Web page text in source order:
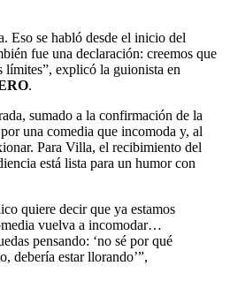
Eso se habló desde el inicio del
fue una declaración: creemos que
límites”, explicó la guionista en
.
sumado a la confirmación de la
una comedia que incomoda y, al
Para Villa, el recibimiento del
está lista para un humor con
quiere decir que ya estamos
vuelva a incomodar…
pensando: ‘no sé por qué
debería estar llorando’”,